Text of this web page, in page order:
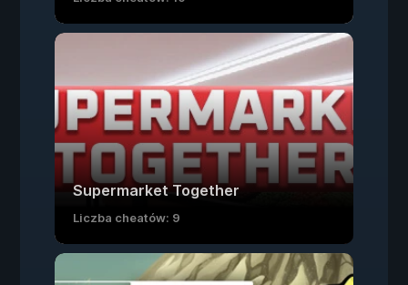
Supermarket Together
Liczba cheatów: 9